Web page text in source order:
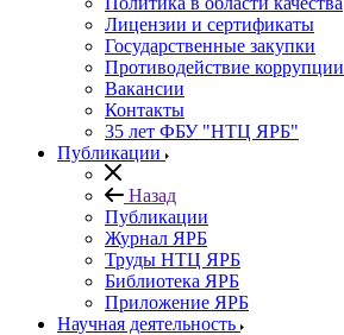
Лицензии и сертификаты
Государственные закупки
Противодействие коррупции
Вакансии
Контакты
35 лет ФБУ "НТЦ ЯРБ"
Публикации
Назад
Публикации
Журнал ЯРБ
Труды НТЦ ЯРБ
Библиотека ЯРБ
Приложение ЯРБ
Научная деятельность